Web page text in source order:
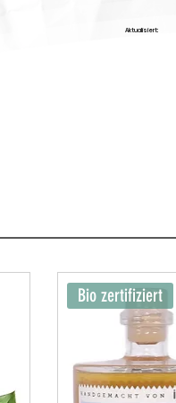
Bio zertifiziert
Aktualisiert: